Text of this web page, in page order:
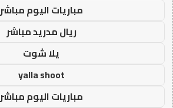
مباريات اليوم مباشر
ريال مدريد مباشر
يلا شوت
yalla shoot
مباريات اليوم مباشر